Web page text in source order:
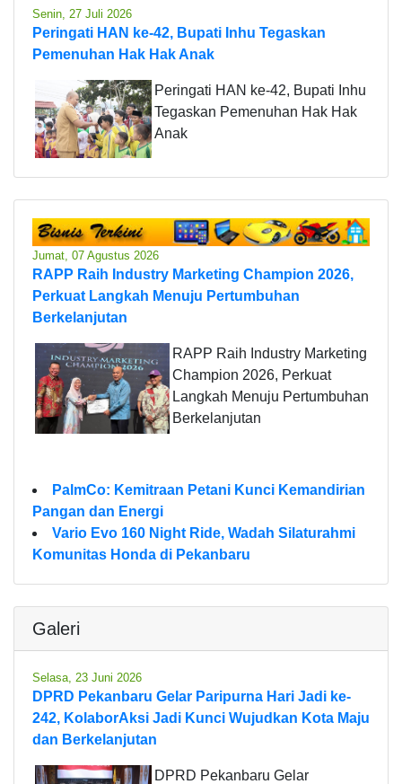
Senin, 27 Juli 2026
Peringati HAN ke-42, Bupati Inhu Tegaskan
Pemenuhan Hak Hak Anak
Peringati HAN ke-42, Bupati Inhu
Tegaskan Pemenuhan Hak Hak
Anak
Jumat, 07 Agustus 2026
RAPP Raih Industry Marketing Champion 2026,
Perkuat Langkah Menuju Pertumbuhan
Berkelanjutan
RAPP Raih Industry Marketing
Champion 2026, Perkuat
Langkah Menuju Pertumbuhan
Berkelanjutan
PalmCo: Kemitraan Petani Kunci Kemandirian
Pangan dan Energi
Vario Evo 160 Night Ride, Wadah Silaturahmi
Komunitas Honda di Pekanbaru
Galeri
Selasa, 23 Juni 2026
DPRD Pekanbaru Gelar Paripurna Hari Jadi ke-
242, KolaborAksi Jadi Kunci Wujudkan Kota Maju
dan Berkelanjutan
DPRD Pekanbaru Gelar